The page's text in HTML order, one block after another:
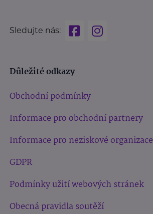
Sledujte nás:
Důležité odkazy
Obchodní podmínky
Informace pro obchodní partnery
Informace pro neziskové organizace
GDPR
Podmínky užití webových stránek
Obecná pravidla soutěží